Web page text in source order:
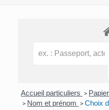
Accueil particuliers >
> Nom et prénom > Choix